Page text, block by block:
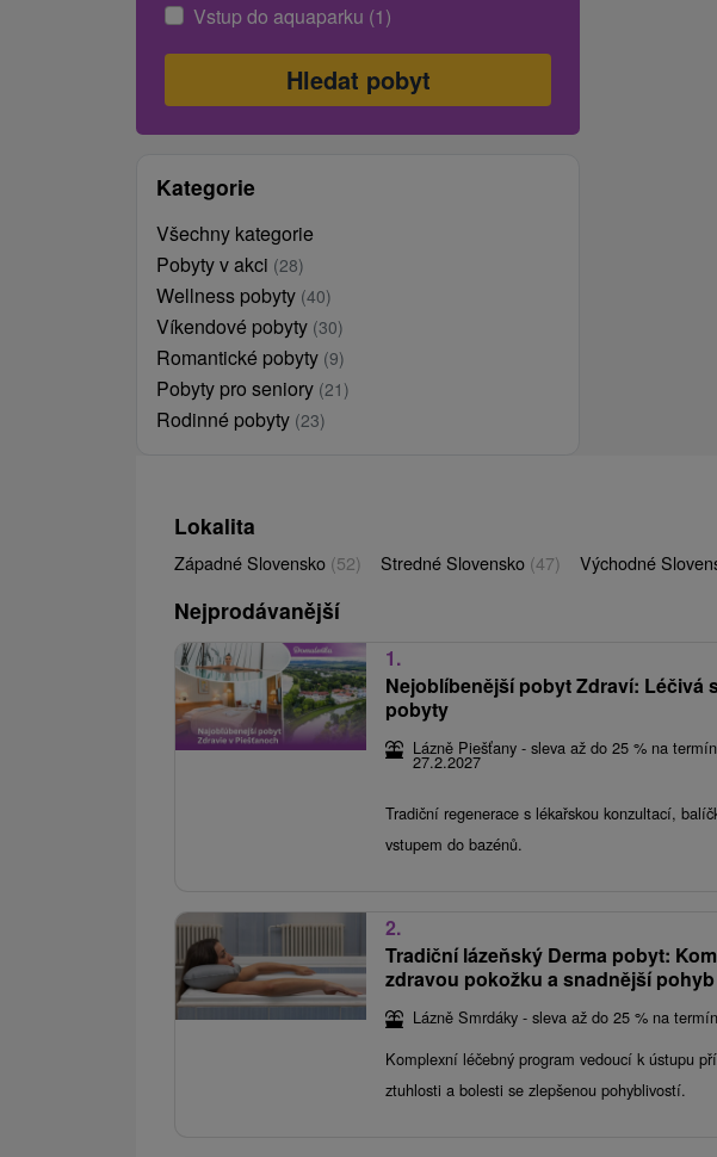
Vstup do aquaparku (1)
Kategorie
Všechny kategorie
Pobyty v akci (28)
Wellness pobyty (40)
Víkendové pobyty (30)
Romantické pobyty (9)
Pobyty pro seniory (21)
Rodinné pobyty (23)
Lokalita
Západné Slovensko (52) Stredné Slovensko (47) Východné
Nejprodávanější
1.
Nejoblíbenější pobyt Zdraví: Léčivá
pobyty
Lázně Piešťany - sleva až do 25 % na
27.2.2027
Tradiční regenerace s lékařskou konzultací,
vstupem do bazénů.
2.
Tradiční lázeňský Derma pobyt:
zdravou pokožku a snadnější pohyb
Lázně Smrdáky - sleva až do 25 % na
Komplexní léčebný program vedoucí k ústupu
ztuhlosti a bolesti se zlepšenou pohyblivostí.